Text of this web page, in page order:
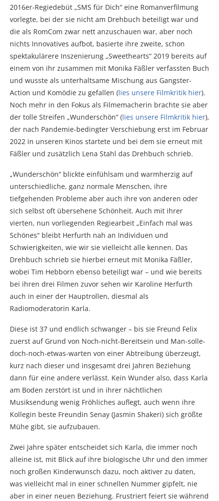
2016er-Regiedebüt „SMS für Dich“ eine Romanverfilmung
vorlegte, bei der sie nicht am Drehbuch beteiligt war und
die als RomCom zwar nett anzuschauen war, aber noch
nichts Innovatives aufbot, basierte ihre zweite, schon
spektakulärere Inszenierung „Sweethearts“ 2019 bereits auf
einem von ihr zusammen mit Monika Fäßler verfassten Buch
und wusste als unterhaltsame Mischung aus Gangster-
Action und Komödie zu gefallen (lies unsere Filmkritik hier).
Noch mehr in den Fokus als Filmemacherin brachte sie aber
der tolle Streifen „Wunderschön“ (lies unsere Filmkritik hier),
der nach Pandemie-bedingter Verschiebung erst im Februar
2022 in unseren Kinos startete und bei dem sie erneut mit
Fäßler und zusätzlich Lena Stahl das Drehbuch schrieb.
„Wunderschön“ blickte einfühlsam und warmherzig auf
unterschiedliche, ganz normale Menschen, ihre
tiefgehenden Probleme aber auch ihre von anderen oder
sich selbst oft übersehene Schönheit. Auch mit ihrer
vierten, nun vorliegenden Regiearbeit „Einfach mal was
Schönes“ bleibt Herfurth nah an Individuen und
Schwierigkeiten, wie wir sie vielleicht alle kennen. Das
Drehbuch schrieb sie hierbei erneut mit Monika Fäßler,
wobei Tim Hebborn ebenso beteiligt war – und wie bereits
bei ihren drei Filmen zuvor sehen wir Karoline Herfurth
auch in einer der Hauptrollen, diesmal als
Radiomoderatorin Karla.
Diese ist 37 und endlich schwanger – bis sie Freund Felix
zuerst auf Grund von Noch-nicht-Bereitsein und Man-solle-
doch-noch-etwas-warten von einer Abtreibung überzeugt,
kurz nach dieser und insgesamt drei Jahren Beziehung
dann für eine andere verlässt. Kein Wunder also, dass Karla
am Boden zerstört ist und in ihrer nächtlichen
Musiksendung wenig Fröhliches auflegt, auch wenn ihre
Kollegin beste Freundin Senay (Jasmin Shakeri) sich größte
Mühe gibt, sie aufzubauen.
Zwei Jahre später entscheidet sich Karla, die immer noch
alleine ist, mit Blick auf ihre biologische Uhr und den immer
noch großen Kinderwunsch dazu, noch aktiver zu daten,
was vielleicht mal in einer schnellen Nummer gipfelt, nie
aber in einer neuen Beziehung. Frustriert feiert sie während